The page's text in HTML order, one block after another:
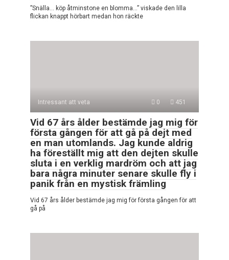
”Snälla… köp åtminstone en blomma…” viskade den lilla
flickan knappt hörbart medan hon räckte
Intressant att veta 0 451
Vid 67 års ålder bestämde jag mig för
första gången för att gå på dejt med
en man utomlands. Jag kunde aldrig
ha föreställt mig att den dejten skulle
sluta i en verklig mardröm och att jag
bara några minuter senare skulle fly i
panik från en mystisk främling
Vid 67 års ålder bestämde jag mig för första gången för att
gå på